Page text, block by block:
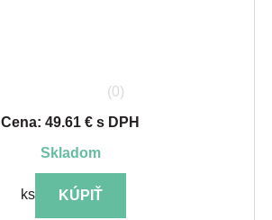
(0)
Cena: 49.61 € s DPH
skladom
ks KÚPIŤ